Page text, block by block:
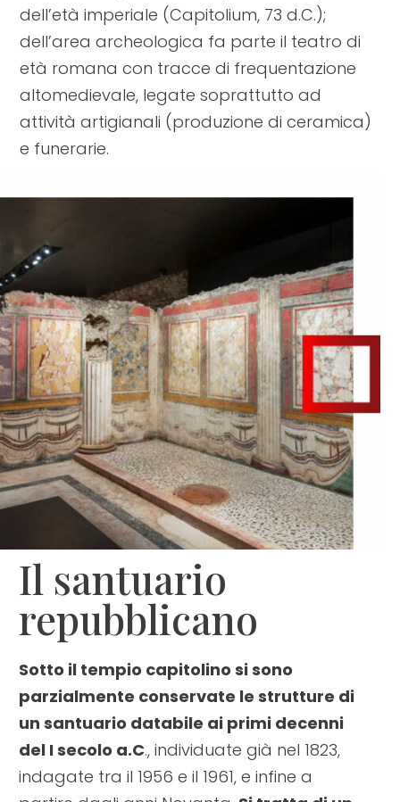
dell’età imperiale (Capitolium, 73 d.C.);
dell’area archeologica fa parte il teatro di
età romana con tracce di frequentazione
altomedievale, legate soprattutto ad
attività artigianali (produzione di ceramica)
e funerarie.
Il santuario
repubblicano
Sotto il tempio capitolino si sono
parzialmente conservate le strutture di
un santuario databile ai primi decenni
del I secolo a.C., individuate già nel 1823,
indagate tra il 1956 e il 1961, e infine a